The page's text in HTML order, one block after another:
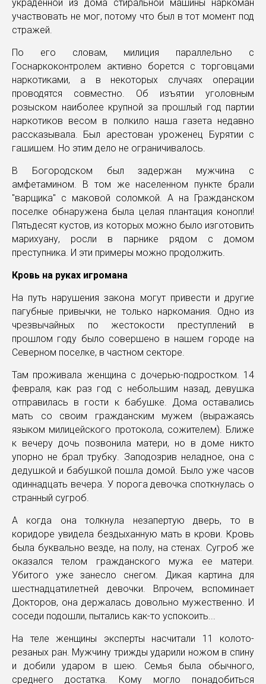
украденной из дома стиральной машины наркоман
участвовать не мог, потому что был в тот момент под
стражей.
По его словам, милиция параллельно с
Госнаркоконтролем активно борется с торговцами
наркотиками, а в некоторых случаях операции
проводятся совместно. Об изъятии уголовным
розыском наиболее крупной за прошлый год партии
наркотиков весом в полкило наша газета недавно
рассказывала. Был арестован уроженец Бурятии с
гашишем. Но этим дело не ограничивалось.
В Богородском был задержан мужчина с
амфетамином. В том же населенном пункте брали
"варщика" с маковой соломкой. А на Гражданском
поселке обнаружена была целая плантация конопли!
Пятьдесят кустов, из которых можно было изготовить
марихуану, росли в парнике рядом с домом
преступника. И эти примеры можно продолжить.
Кровь на руках игромана
На путь нарушения закона могут привести и другие
пагубные привычки, не только наркомания. Одно из
чрезвычайных по жестокости преступлений в
прошлом году было совершено в нашем городе на
Северном поселке, в частном секторе.
Там проживала женщина с дочерью-подростком. 14
февраля, как раз год с небольшим назад, девушка
отправилась в гости к бабушке. Дома оставались
мать со своим гражданским мужем (выражаясь
языком милицейского протокола, сожителем). Ближе
к вечеру дочь позвонила матери, но в доме никто
упорно не брал трубку. Заподозрив неладное, она с
дедушкой и бабушкой пошла домой. Было уже часов
одиннадцать вечера. У порога девочка споткнулась о
странный сугроб.
А когда она толкнула незапертую дверь, то в
коридоре увидела бездыханную мать в крови. Кровь
была буквально везде, на полу, на стенах. Сугроб же
оказался телом гражданского мужа ее матери.
Убитого уже занесло снегом. Дикая картина для
шестнадцатилетней девочки. Впрочем, вспоминает
Докторов, она держалась довольно мужественно. И
соседи подошли, пытались как-то успокоить...
На теле женщины эксперты насчитали 11 колото-
резаных ран. Мужчину трижды ударили ножом в спину
и добили ударом в шею. Семья была обычного,
среднего достатка. Кому могло понадобиться